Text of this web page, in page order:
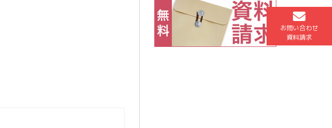
お問い合わせ
資料請求